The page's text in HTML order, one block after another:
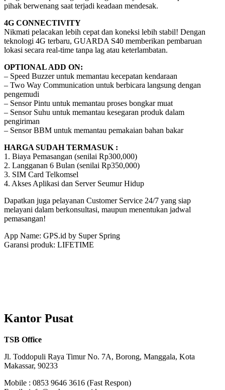
pihak berwenang saat terjadi keadaan mendesak.
4G CONNECTIVITY
Nikmati pelacakan lebih cepat dan koneksi lebih stabil! Dengan
teknologi 4G terbaru, GUARDA S40 memberikan pembaruan
lokasi secara real-time tanpa lag atau keterlambatan.
OPTIONAL ADD ON:
– Speed Buzzer untuk memantau kecepatan kendaraan
– Two Way Communication untuk berbicara langsung dengan
pengemudi
– Sensor Pintu untuk memantau proses bongkar muat
– Sensor Suhu untuk memantau kesegaran produk dalam
pengiriman
– Sensor BBM untuk memantau pemakaian bahan bakar
HARGA SUDAH TERMASUK :
1. Biaya Pemasangan (senilai Rp300,000)
2. Langganan 6 Bulan (senilai Rp350,000)
3. SIM Card Telkomsel
4. Akses Aplikasi dan Server Seumur Hidup
Dapatkan juga pelayanan Customer Service 24/7 yang siap
melayani dalam berkonsultasi, maupun menentukan jadwal
pemasangan!
App Name: GPS.id by Super Spring
Garansi produk: LIFETIME
Kantor Pusat
TSB Office
Jl. Toddopuli Raya Timur No. 7A, Borong, Manggala, Kota
Makassar, 90233
Mobile : 0853 9646 3616 (Fast Respon)